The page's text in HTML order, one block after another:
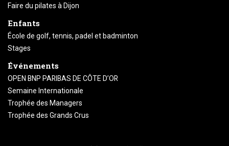
Faire du pilates à Dijon
Enfants
École de golf, tennis, padel et badminton
Stages
Événements
OPEN BNP PARIBAS DE CÔTE D’OR
Semaine Internationale
Trophée des Managers
Trophée des Grands Crus